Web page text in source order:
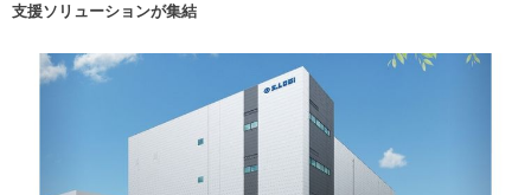
支援ソリューションが集結